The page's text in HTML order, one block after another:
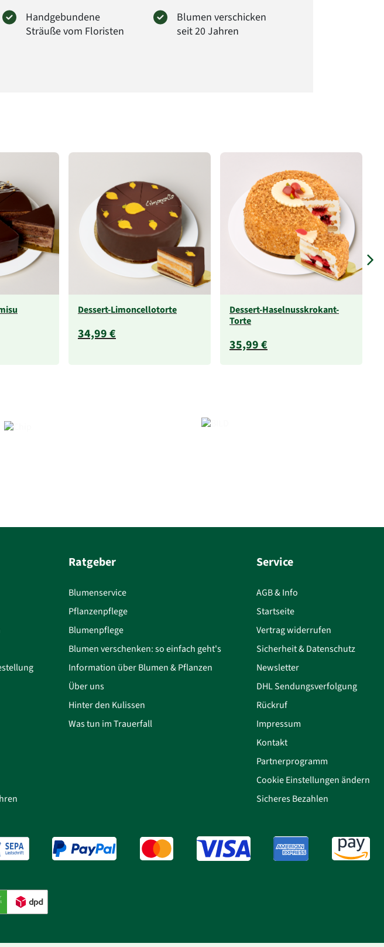
Handgebundene
Sträuße vom Floristen
Blumen verschicken
seit 20 Jahren
Dessert-Limoncellotorte
34,99 €
Dessert-Haselnusskrokant-
Torte
35,99 €
Ratgeber
Blumenservice
Pflanzenpflege
Blumenpflege
Blumen verschenken: so einfach geht's
Information über Blumen & Pflanzen
Über uns
Hinter den Kulissen
Was tun im Trauerfall
Service
AGB & Info
Startseite
Vertrag widerrufen
Sicherheit & Datenschutz
Newsletter
DHL Sendungsverfolgung
Rückruf
Impressum
Kontakt
Partnerprogramm
Cookie Einstellungen ändern
Sicheres Bezahlen